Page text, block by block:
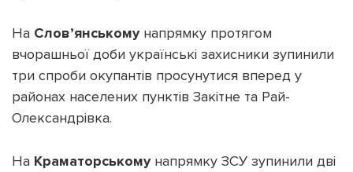
На Слов’янському напрямку протягом
вчорашньої доби українські захисники зупинили
три спроби окупантів просунутися вперед у
районах населених пунктів Закітне та Рай-
Олександрівка.
На Краматорському напрямку ЗСУ зупинили дві